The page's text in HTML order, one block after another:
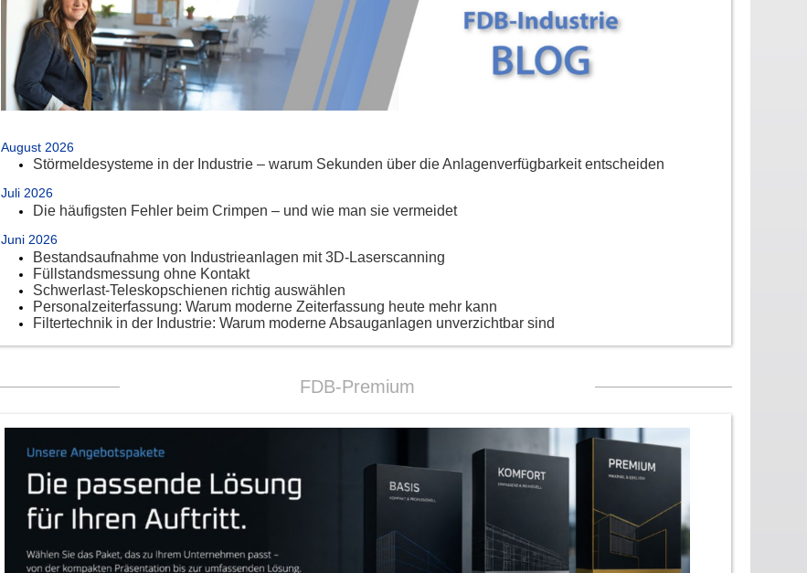
August 2026
Störmeldesysteme in der Industrie – warum Sekunden über die Anlagenverfügbarkeit entscheiden
Juli 2026
Die häufigsten Fehler beim Crimpen – und wie man sie vermeidet
Juni 2026
Bestandsaufnahme von Industrieanlagen mit 3D-Laserscanning
Füllstandsmessung ohne Kontakt
Schwerlast-Teleskopschienen richtig auswählen
Personalzeiterfassung: Warum moderne Zeiterfassung heute mehr kann
Filtertechnik in der Industrie: Warum moderne Absauganlagen unverzichtbar sind
FDB-Premium